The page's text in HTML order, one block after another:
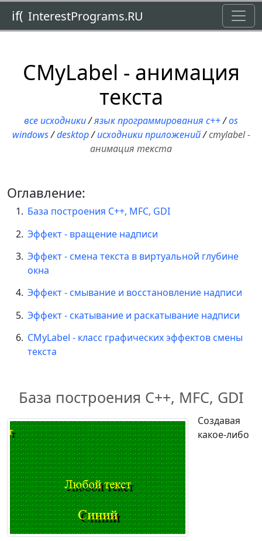
if( InterestPrograms.RU
CMyLabel - анимация
текста
все исходники/язык программирования c++/os
windows/desktop/исходники приложений/cmylabel -
анимация текста
Оглавление:
База построения С++, MFC, GDI
Эффект - вращение надписи
Эффект - смена текста в виртуальной глубине
окна
Эффект - смывание и восстановление надписи
Эффект - скатывание и раскатывание надписи
CMyLabel - класс графических эффектов смены
текста
База построения С++, MFC, GDI
Создавая
какое-либо